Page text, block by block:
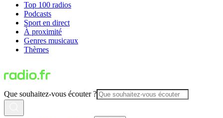
Top 100 radios
Podcasts
Sport en direct
À proximité
Genres musicaux
Thèmes
Que souhaitez-vous écouter ?